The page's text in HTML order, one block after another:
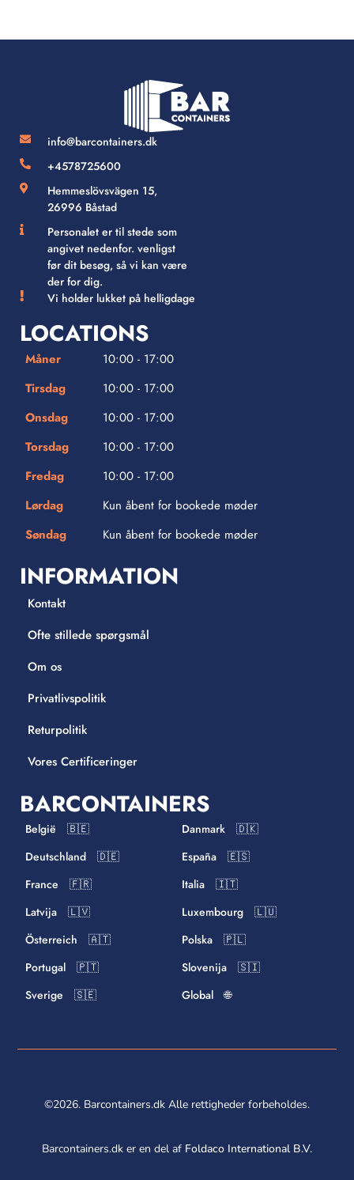
info@barcontainers.dk
+4578725600
Hemmeslövsvägen 15,
26996 Båstad
Personalet er til stede som
angivet nedenfor. venligst
før dit besøg, så vi kan være
der for dig.
Vi holder lukket på helligdage
LOCATIONS
Måner
10:00 - 17:00
Tirsdag
10:00 - 17:00
Onsdag
10:00 - 17:00
Torsdag
10:00 - 17:00
Fredag
10:00 - 17:00
Lørdag
Kun åbent for bookede møder
Søndag
Kun åbent for bookede møder
INFORMATION
Kontakt
Ofte stillede spørgsmål
Om os
Privatlivspolitik
Returpolitik
Vores Certificeringer
BARCONTAINERS
België 🇧🇪
Danmark 🇩🇰
Deutschland 🇩🇪
España 🇪🇸
France 🇫🇷
Italia 🇮🇹
Latvija 🇱🇻
Luxembourg 🇱🇺
Österreich 🇦🇹
Polska 🇵🇱
Portugal 🇵🇹
Slovenija 🇸🇮
Sverige 🇸🇪
Global 🌐
©2026. Barcontainers.dk Alle rettigheder forbeholdes.
Barcontainers.dk er en del af Foldaco International B.V.